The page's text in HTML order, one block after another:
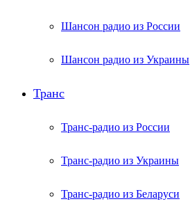
Шансон радио из России
Шансон радио из Украины
Транс
Транс-радио из России
Транс-радио из Украины
Транс-радио из Беларуси